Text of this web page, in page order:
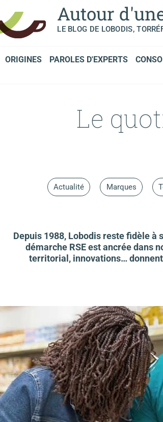
Autour
LE BLOG DE LOBODIS,
ORIGINES PAROLES D'EXPERTS
Le
Actualité Marques
Depuis 1988, Lobodis reste fidèle à
démarche RSE est ancrée dans
territorial, innovations…